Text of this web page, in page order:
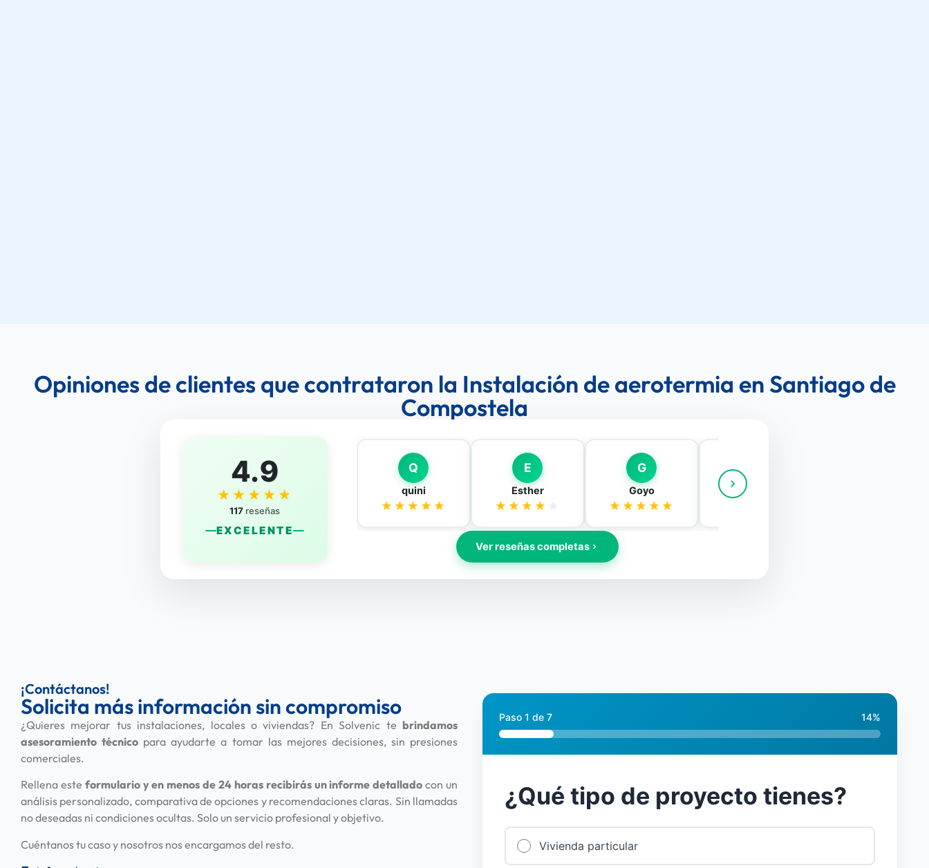
Opiniones de clientes que contrataron la Instalación de aerotermia en Santiago de
Compostela
¡Contáctanos!
Solicita más información sin compromiso
¿Quieres mejorar tus instalaciones, locales o viviendas? En Solvenic te brindamos
asesoramiento técnico para ayudarte a tomar las mejores decisiones, sin presiones
comerciales.
Rellena este formulario y en menos de 24 horas recibirás un informe detallado con un
análisis personalizado, comparativa de opciones y recomendaciones claras. Sin llamadas
no deseadas ni condiciones ocultas. Solo un servicio profesional y objetivo.
Cuéntanos tu caso y nosotros nos encargamos del resto.
Paso 1 de 7 14%
¿Qué tipo de proyecto tienes?
Vivienda particular